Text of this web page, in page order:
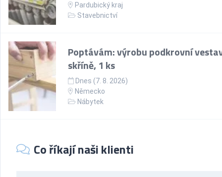
Pardubický kraj
Stavebnictví
Poptávám: výrobu podkrovní
skříně, 1 ks
Dnes (7. 8. 2026)
Německo
Nábytek
Co říkají naši klienti